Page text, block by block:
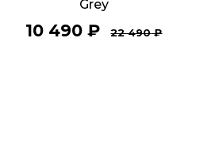
Grey
10 490 ₽ 22 490₽